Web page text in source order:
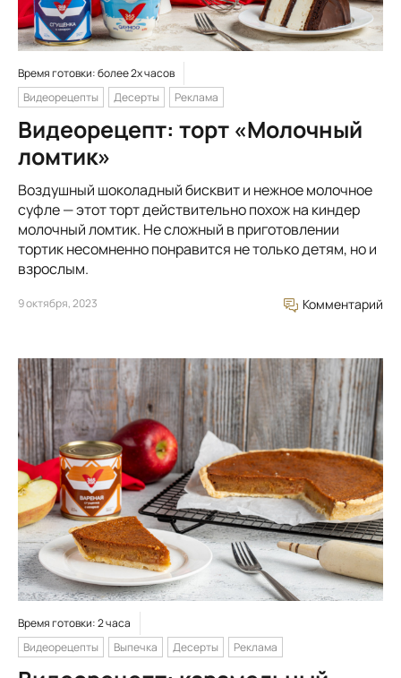
Время готовки: более 2х часов
Видеорецепты
Десерты Реклама
Видеорецепт: торт «Молочный
ломтик»
Воздушный шоколадный бисквит и нежное молочное
суфле — этот торт действительно похож на киндер
молочный ломтик. Не сложный в приготовлении
тортик несомненно понравится не только детям, но и
взрослым.
9 октября, 2023 Комментарий
Время готовки: 2 часа
Видеорецепты
Выпечка Десерты Реклама